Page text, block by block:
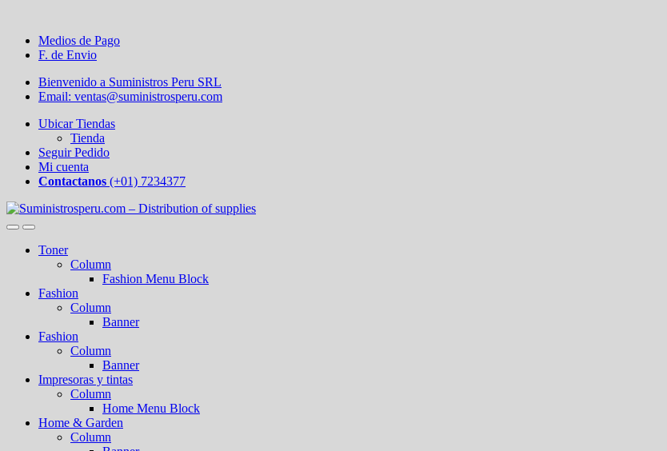
Medios de Pago
F. de Envio
Bienvenido a Suministros Peru SRL
Email: ventas@suministrosperu.com
Ubicar Tiendas
Tienda
Seguir Pedido
Mi cuenta
Contactanos (+01) 7234377
Toner
Column
Fashion Menu Block
Fashion
Column
Banner
Fashion
Column
Banner
Impresoras y tintas
Column
Home Menu Block
Home & Garden
Column